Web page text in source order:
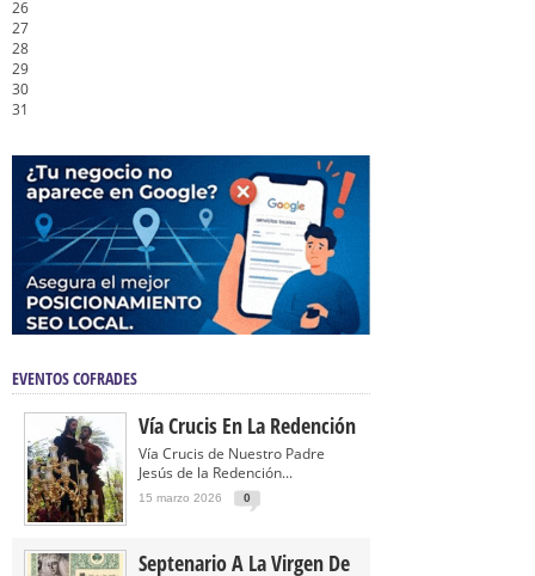
26
27
28
29
30
31
EVENTOS COFRADES
Vía Crucis En La Redención
Vía Crucis de Nuestro Padre
Jesús de la Redención...
15 marzo 2026 0
Septenario A La Virgen De